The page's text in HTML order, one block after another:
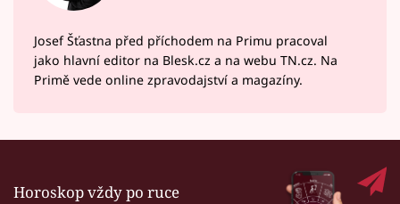
Josef Šťastna před příchodem na Primu pracoval
jako hlavní editor na Blesk.cz a na webu TN.cz. Na
Primě vede online zpravodajství a magazíny.
Horoskop vždy po ruce